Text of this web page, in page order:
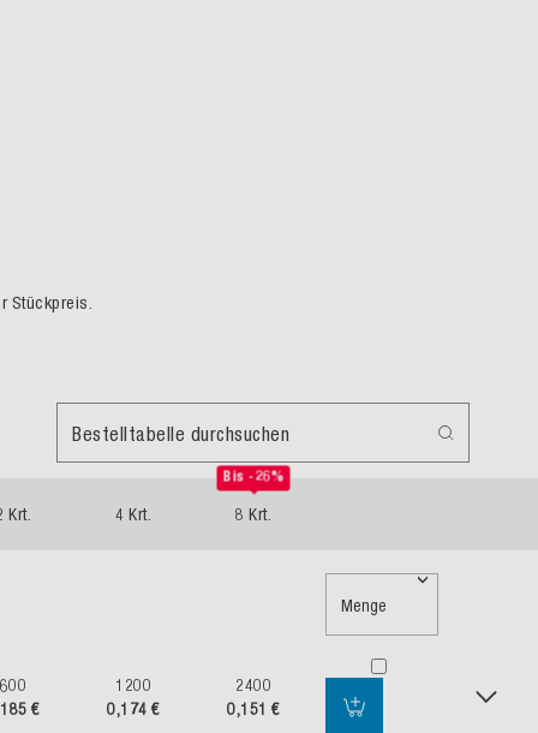
Stückpreis.
Bestelltabelle durchsuchen
Krt. 4 Krt.
Bis -26%
8 Krt.
600
€
1200
0,174 €
2400
0,151 €
Menge